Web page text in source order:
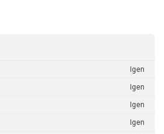
Igen
Igen
Igen
Igen